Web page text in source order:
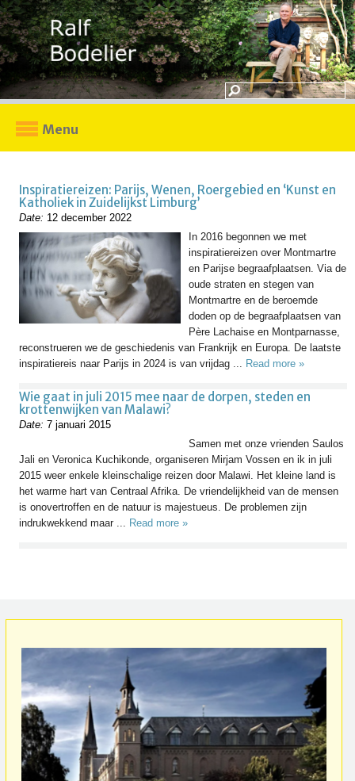
Menu
Inspiratiereizen: Parijs, Wenen, Roergebied en ‘Kunst en
Katholiek in Zuidelijkst Limburg’
Date: 12 december 2022
In 2016 begonnen we met
inspiratiereizen over Montmartre
en Parijse begraafplaatsen. Via de
oude straten en stegen van
Montmartre en de beroemde
doden op de begraafplaatsen van
Père Lachaise en Montparnasse,
reconstrueren we de geschiedenis van Frankrijk en Europa. De laatste
inspiratiereis naar Parijs in 2024 is van vrijdag ... Read more »
Wie gaat in juli 2015 mee naar de dorpen, steden en
krottenwijken van Malawi?
Date: 7 januari 2015
Samen met onze vrienden Saulos
Jali en Veronica Kuchikonde, organiseren Mirjam Vossen en ik in juli
2015 weer enkele kleinschalige reizen door Malawi. Het kleine land is
het warme hart van Centraal Afrika. De vriendelijkheid van de mensen
is onovertroffen en de natuur is majestueus. De problemen zijn
indrukwekkend maar ... Read more »